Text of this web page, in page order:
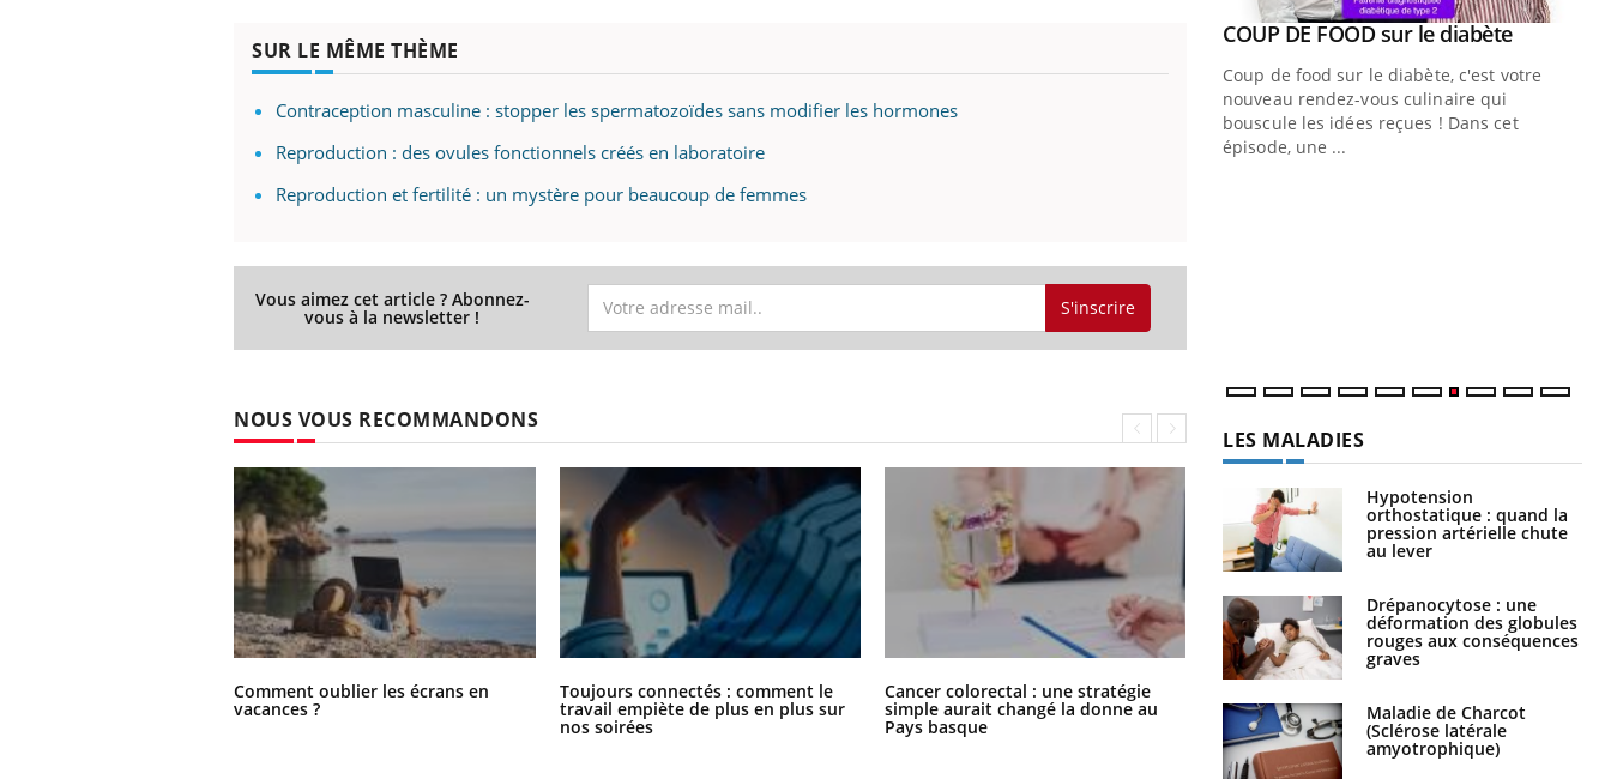
SUR LE MÊME THÈME
Contraception masculine : stopper les spermatozoïdes sans modifier les hormones
Reproduction : des ovules fonctionnels créés en laboratoire
Reproduction et fertilité : un mystère pour beaucoup de femmes
Vous aimez cet article ? Abonnez-
vous à la newsletter ! S'inscrire
NOUS VOUS RECOMMANDONS
Comment oublier les écrans en
vacances ?
Toujours connectés : comment le
travail empiète de plus en plus sur
nos soirées
Cancer colorectal : une stratégie
simple aurait changé la donne au
Pays basque
Chikungunya, dengue, West Nile :
que se passe-t-il dans le sud de la
France ?
Diabète & Ramadan 2026 Youtube
Le Ramadan approche, et, pour de
nombreuses personnes atteintes de
diabète, c'est une période de questions, de
préventiveYoutube
Un établissement lié à un groupe
mutualiste innove en matière de bilan de
numérique » permet ...
Youtube
COUP DE FOOD sur le diabèteYoutube
Coup de food sur le diabète, c'est votre
nouveau rendez-vous culinaire qui
bouscule les idées reçues ! Dans cet
épisode, une ...
Youtube
Quand l’entreprise mise sur le bien
"Les rendez-vous de la santé et de la
qualité de vie au travail" de Pourquoi
Docteur reçoivent Régis Blugeon, DRH et
LES MALADIES
Hypotension
orthostatique : quand la
pression artérielle chute
au lever
Drépanocytose : une
déformation des globules
rouges aux conséquences
graves
Maladie de Charcot
(Sclérose latérale
amyotrophique)